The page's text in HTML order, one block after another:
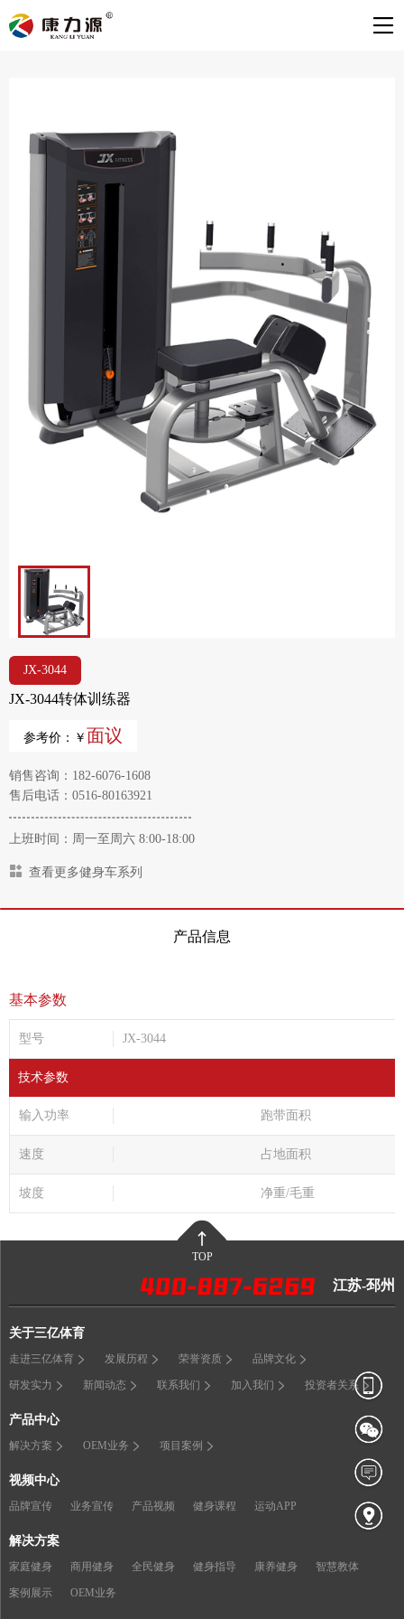
JX-3044
JX-3044转体训练器
参考价：￥ 面议
销售咨询：182-6076-1608
售后电话：0516-80163921
上班时间：周一至周六 8:00-18:00
查看更多健身车系列
产品信息
基本参数
型号 JX-3044
技术参数
输入功率 跑带面积
速度 占地面积
坡度 净重/毛重
TOP
江苏-邳州
关于三亿体育
走进三亿体育 发展历程 荣誉资质 品牌文化
研发实力 新闻动态 联系我们 加入我们 投资者关系
产品中心
解决方案 OEM业务 项目案例
视频中心
品牌宣传 业务宣传 产品视频 健身课程 运动APP
解决方案
家庭健身 商用健身 全民健身 健身指导 康养健身 智慧教体
案例展示 OEM业务